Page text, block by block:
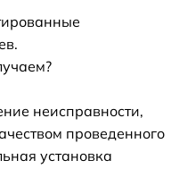
неисправности,
проведенного
установка